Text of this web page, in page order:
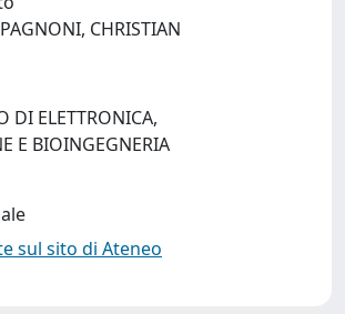
CHRISTIAN
DI ELETTRONICA,
E BIOINGEGNERIA
sul sito di Ateneo